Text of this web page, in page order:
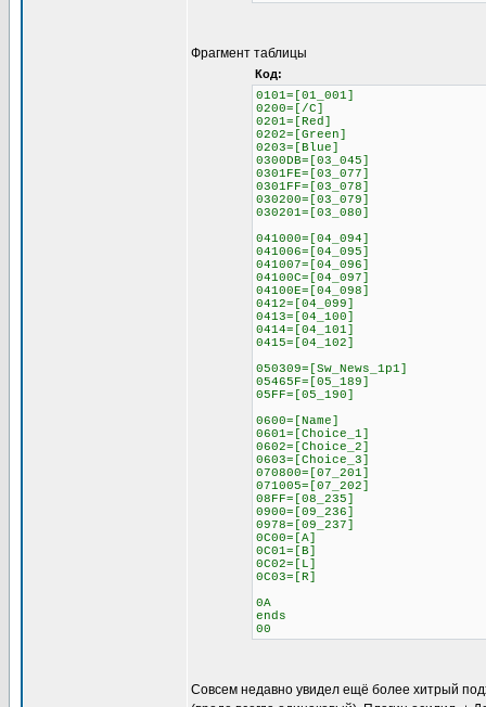
Фрагмент таблицы
Код:
0101=[01_001]
0200=[/C]
0201=[Red]
0202=[Green]
0203=[Blue]
0300DB=[03_045]
0301FE=[03_077]
0301FF=[03_078]
030200=[03_079]
030201=[03_080]
041000=[04_094]
041006=[04_095]
041007=[04_096]
04100C=[04_097]
04100E=[04_098]
0412=[04_099]
0413=[04_100]
0414=[04_101]
0415=[04_102]
050309=[Sw_News_1p1]
05465F=[05_189]
05FF=[05_190]
0600=[Name]
0601=[Choice_1]
0602=[Choice_2]
0603=[Choice_3]
070800=[07_201]
071005=[07_202]
08FF=[08_235]
0900=[09_236]
0978=[09_237]
0C00=[A]
0C01=[B]
0C02=[L]
0C03=[R]
0A
ends
00
Совсем недавно увидел ещё более хитрый